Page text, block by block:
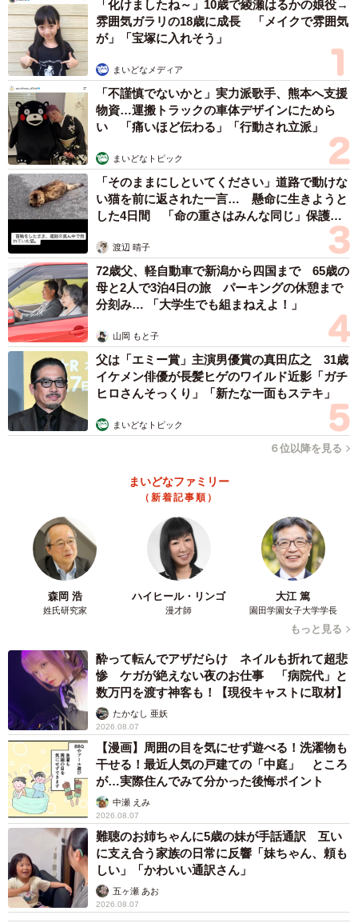
のW杯初ゴールを大絶賛していた。
次戦21日のチュニジア戦につながる試合内容だったことを
確信。「この勢いで、頑張ってもらいたいのと、やっぱり
ね、皆さん最後の最後まであきらめずにね、頑張るってい
う、あの姿で元気をもらったんじゃないでしょうか。普通
だったらね、点取られたら、2-0、3-0に引き離されるよう
な場面でも、あれはもう普段の努力。やっぱりヨーロッパ
で活躍している日本人選手の底力がこう上がってきたかな
っていうね、本当に将来ワールドカップで優勝するってい
う目標を実現してくれるんじゃないのかなっていうね、夢
を持たせてくれるような試合になったかなと思います」
と、期待を寄せていた。
4/4
後半、鎌田大地（中央左）の同点ゴールをアシストした小川航基（中
央）はサポーターに向かって雄叫びを上げる。（右端から）中村敬斗、
久保建英
「化けましたね～」10歳で綾瀬はるかの娘役→
雰囲気ガラリの18歳に成長 「メイクで雰囲気
が」「宝塚に入れそう」
まいどなメディア
「不謹慎でないかと」実力派歌手、熊本へ支援
物資…運搬トラックの車体デザインにためら
い 「痛いほど伝わる」「行動され立派」
まいどなトピック
「そのままにしといてください」道路で動けな
い猫を前に返された一言… 懸命に生きようと
した4日間 「命の重さはみんな同じ」保護団
渡辺 晴子
72歳父、軽自動車で新潟から四国まで 65歳の
母と2人で3泊4日の旅 パーキングの休憩まで
分刻み… 「大学生でも組まねえよ！」
山岡 もと子
父は「エミー賞」主演男優賞の真田広之 31歳
イケメン俳優が長髪ヒゲのワイルド近影「ガチ
ヒロさんそっくり」「新たな一面もステキ」
まいどなトピック
６位以降を見る
まいどなファミリー
（新着記事順）
森岡 浩
姓氏研究家
ハイヒール・リンゴ
漫才師
大江 篤
園田学園女子大学学長
もっと見る
酔って転んでアザだらけ ネイルも折れて超悲
惨 ケガが絶えない夜のお仕事 「病院代」と
数万円を渡す神客も！【現役キャストに取材】
たかなし 亜妖
2026.08.07
【漫画】周囲の目を気にせず遊べる！洗濯物も
干せる！最近人気の戸建ての「中庭」 ところ
が…実際住んでみて分かった後悔ポイント
中瀬 えみ
2026.08.07
難聴のお姉ちゃんに5歳の妹が手話通訳 互い
に支え合う家族の日常に反響「妹ちゃん、頼も
しい」「かわいい通訳さん」
五ヶ瀬 あお
2026.08.07